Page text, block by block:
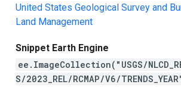
United States Geological Survey and
Land Management
Snippet Earth Engine
ee.ImageCollection("USGS/
S/2023_REL/RCMAP/V6/